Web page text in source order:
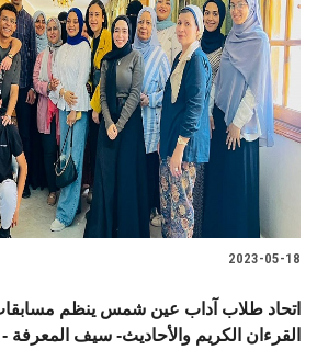
2023-05-18
اتحاد طلاب آداب عين شمس ينظم
القرءان الكريم والأحاديث- سيف المعرفة -